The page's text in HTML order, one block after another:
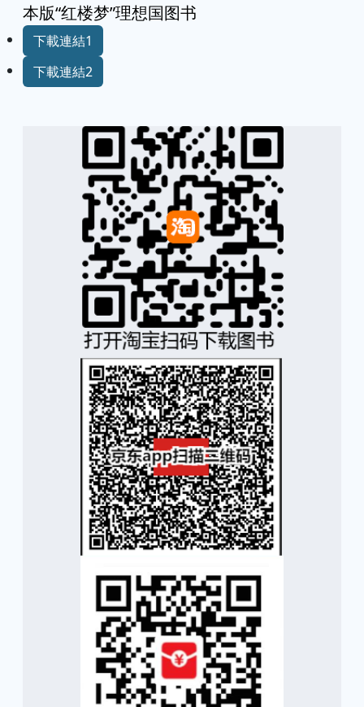
本版“红楼梦”理想国图书
下載連結1
下載連結2